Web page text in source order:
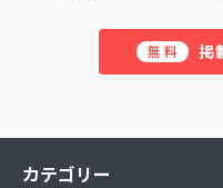
無料 掲
カテゴリー